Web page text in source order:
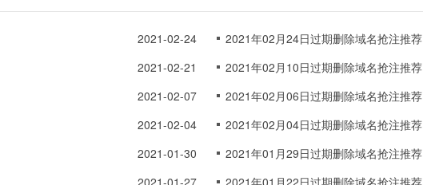
2021-02-24 2021年02月24日过期删除域名抢注推荐
2021-02-21 2021年02月10日过期删除域名抢注推荐
2021-02-07 2021年02月06日过期删除域名抢注推荐
2021-02-04 2021年02月04日过期删除域名抢注推荐
2021-01-30 2021年01月29日过期删除域名抢注推荐
2021-01-27 2021年01月22日过期删除域名抢注推荐